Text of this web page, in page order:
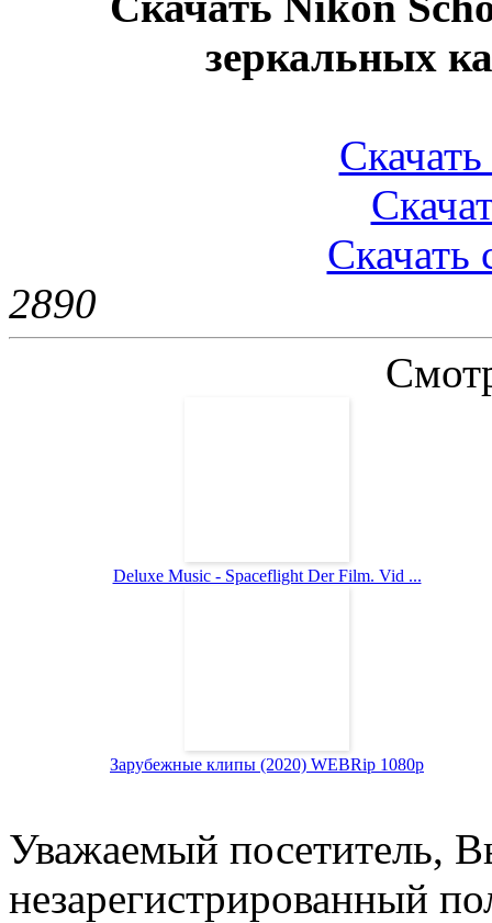
зеркальных
Скачать
2890
Deluxe Music - Spaceflight Der Film. Vid ...
Зарубежные клипы (2020) WEBRip 1080p
Уважаемый посетитель,
незарегистрированный